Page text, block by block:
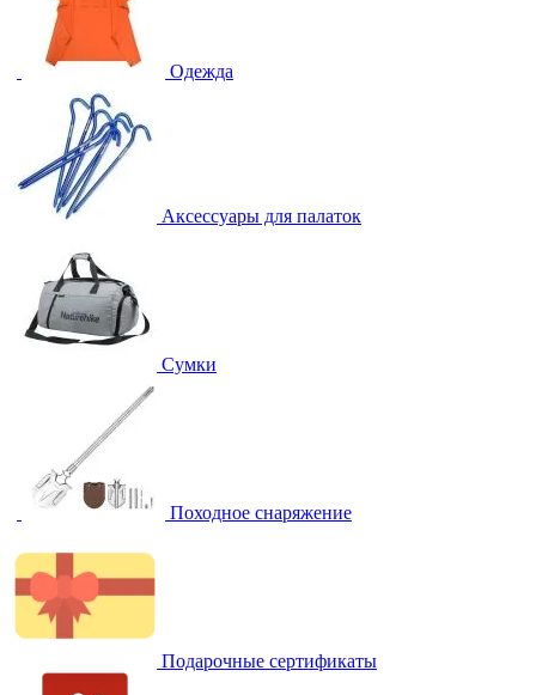
Одежда
Аксессуары для палаток
Сумки
Походное снаряжение
Подарочные сертификаты